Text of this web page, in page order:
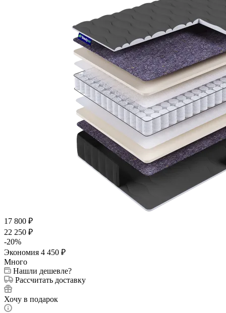
17 800 ₽
22 250 ₽
-20%
Экономия 4 450 ₽
Много
Нашли дешевле?
Рассчитать доставку
Хочу в подарок